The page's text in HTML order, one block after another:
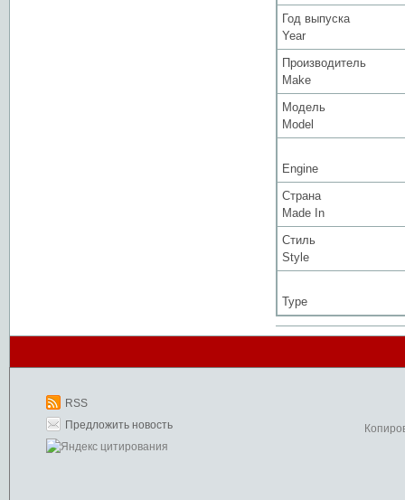
Год выпуска
Year
Производитель
Make
Модель
Model
Engine
Страна
Made In
Стиль
Style
Type
RSS
Предложить новость